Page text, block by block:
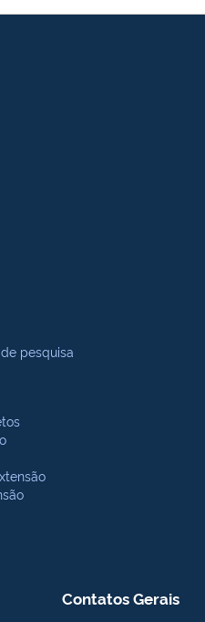
pesquisa
Contatos Gerais